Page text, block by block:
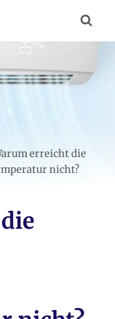
erreicht die
nicht?